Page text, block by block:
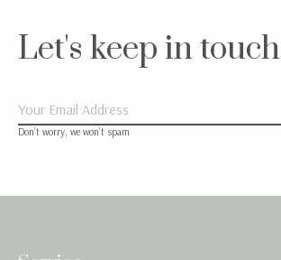
Let's keep in touch
Don’t worry, we won’t spam